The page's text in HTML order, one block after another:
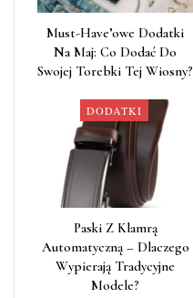
Must-Have’owe Dodatki
Na Maj: Co Dodać Do
Swojej Torebki Tej Wiosny?
DODATKI
Paski Z Klamrą
Automatyczną – Dlaczego
Wypierają Tradycyjne
Modele?